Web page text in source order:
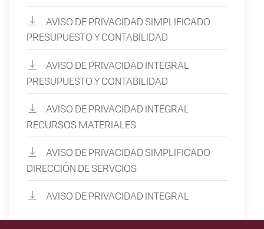
AVISO DE PRIVACIDAD SIMPLIFICADO
PRESUPUESTO Y CONTABILIDAD
AVISO DE PRIVACIDAD INTEGRAL
PRESUPUESTO Y CONTABILIDAD
AVISO DE PRIVACIDAD INTEGRAL
RECURSOS MATERIALES
AVISO DE PRIVACIDAD SIMPLIFICADO
DIRECCIÓN DE SERVCIOS
AVISO DE PRIVACIDAD INTEGRAL